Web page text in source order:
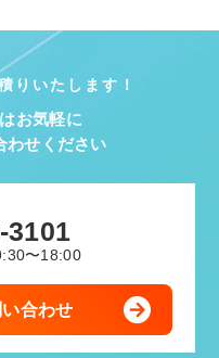
りいたします！
お気軽に
わせください
3101
〜18:00
合わせ